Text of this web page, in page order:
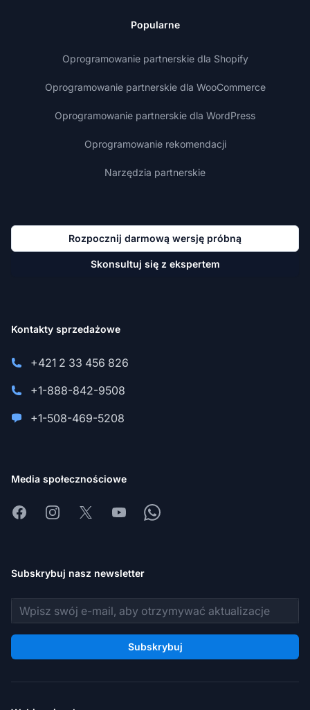
Popularne
Oprogramowanie partnerskie dla Shopify
Oprogramowanie partnerskie dla WooCommerce
Oprogramowanie partnerskie dla WordPress
Oprogramowanie rekomendacji
Narzędzia partnerskie
Rozpocznij darmową wersję próbną
Skonsultuj się z ekspertem
Kontakty sprzedażowe
+421 2 33 456 826
+1-888-842-9508
+1-508-469-5208
Media społecznościowe
FacebookInstagram
X YoutubeWhatsapp
Subskrybuj nasz newsletter
Adres e-mail
Subskrybuj